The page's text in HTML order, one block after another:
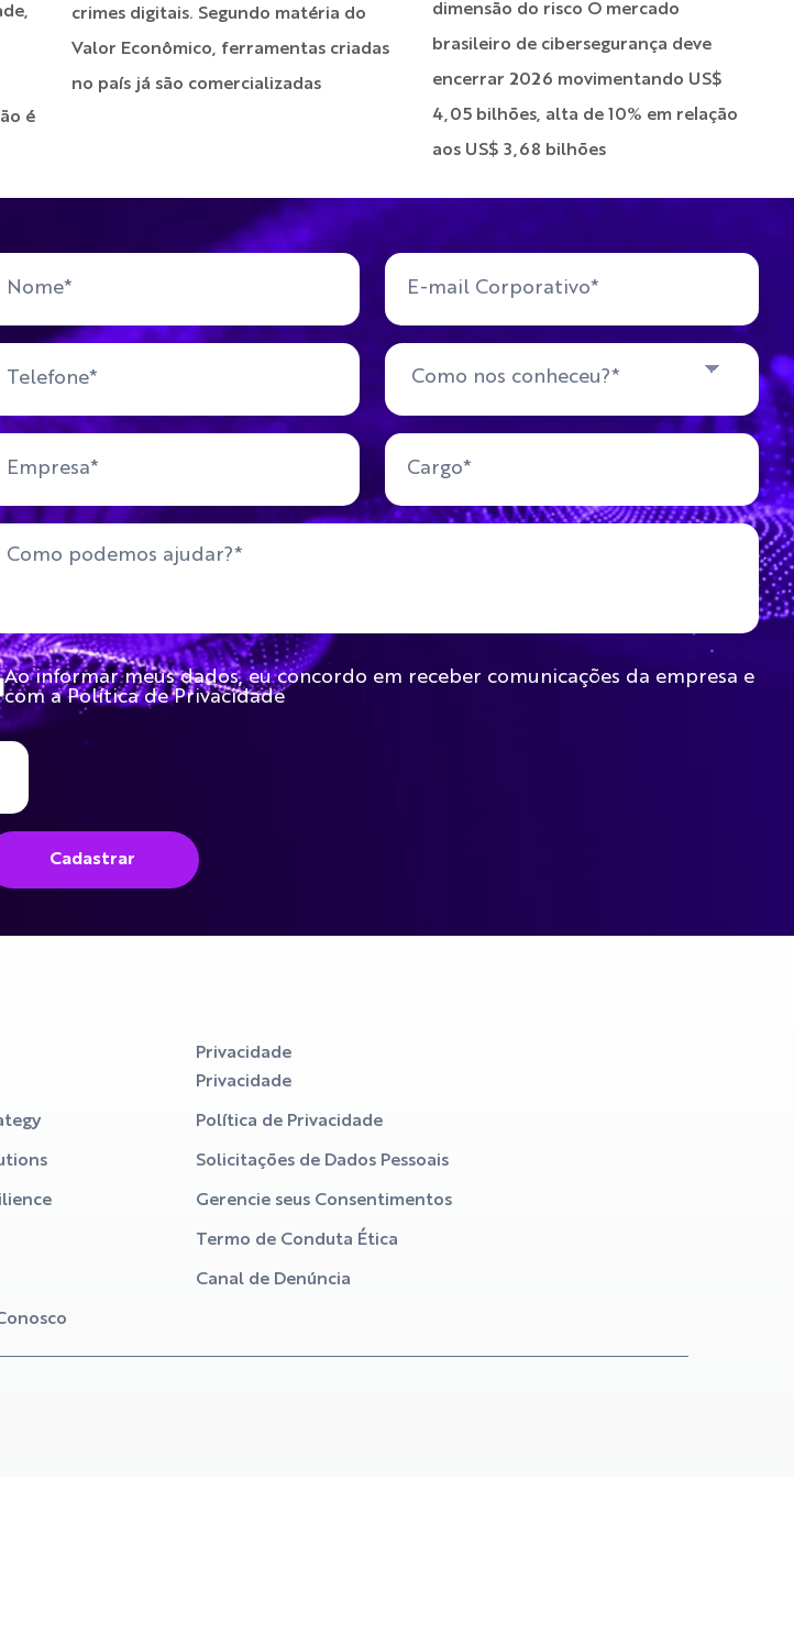
é
crimes digitais. Segundo matéria do
Valor Econômico, ferramentas criadas
no país já são comercializadas
dimensão do risco O mercado
brasileiro de cibersegurança deve
encerrar 2026 movimentando US$
4,05 bilhões, alta de 10% em relação
aos US$ 3,68 bilhões
Ao informar meus dados, eu concordo em receber comunicações da empresa e
com a Política de Privacidade
Cadastrar
Privacidade
Privacidade
Política de Privacidade
Solicitações de Dados Pessoais
Gerencie seus Consentimentos
Termo de Conduta Ética
Canal de Denúncia